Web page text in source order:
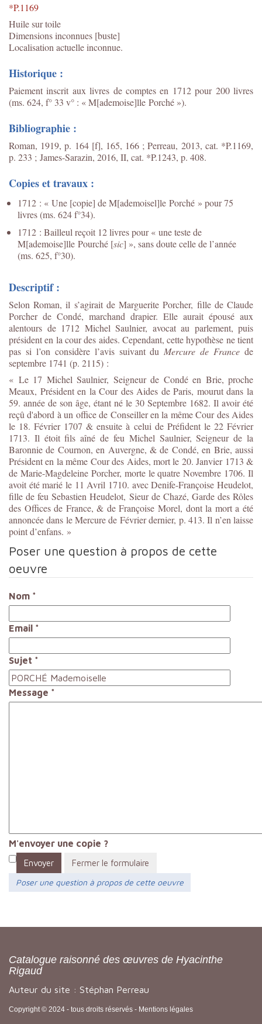
*P.1169
Huile sur toile
Dimensions inconnues [buste]
Localisation actuelle inconnue.
Historique :
Paiement inscrit aux livres de comptes en 1712 pour 200 livres
(ms. 624, f° 33 v° : « M[ademoise]lle Porché »).
Bibliographie :
Roman, 1919, p. 164 [f], 165, 166 ; Perreau, 2013, cat. *P.1169,
p. 233 ; James-Sarazin, 2016, II, cat. *P.1243, p. 408.
Copies et travaux :
1712 : « Une [copie] de M[ademoisel]le Porché » pour 75
livres (ms. 624 f°34).
1712 : Bailleul reçoit 12 livres pour « une teste de
M[ademoise]lle Pourché [sic] », sans doute celle de l’année
(ms. 625, f°30).
Descriptif :
Selon Roman, il s’agirait de Marguerite Porcher, fille de Claude
Porcher de Condé, marchand drapier. Elle aurait épousé aux
alentours de 1712 Michel Saulnier, avocat au parlement, puis
président en la cour des aides. Cependant, cette hypothèse ne tient
pas si l’on considère l’avis suivant du Mercure de France de
septembre 1741 (p. 2115) :
« Le 17 Michel Saulnier, Seigneur de Condé en Brie, proche
Meaux, Président en la Cour des Aides de Paris, mourut dans la
59. année de son âge, étant né le 30 Septembre 1682. Il avoir été
reçû d'abord à un office de Conseiller en la même Cour des Aides
le 18. Février 1707 & ensuite à celui de Préfident le 22 Février
1713. Il étoit fils aîné de feu Michel Saulnier, Seigneur de la
Baronnie de Cournon, en Auvergne, & de Condé, en Brie, aussi
Président en la même Cour des Aides, mort le 20. Janvier 1713 &
de Marie-Magdeleine Porcher, morte le quatre Novembre 1706. Il
avoit été marié le 11 Avril 1710. avec Denife-Françoise Heudelot,
fille de feu Sebastien Heudelot, Sieur de Chazé, Garde des Rôles
des Offices de France, & de Françoise Morel, dont la mort a été
annoncée dans le Mercure de Février dernier, p. 413. Il n’en laisse
point d’enfans. »
Poser une question à propos de cette
oeuvre
Nom *
Email *
Sujet *
Message *
M'envoyer une copie ?
Envoyer
Fermer le formulaire
Poser une question à propos de cette oeuvre
Catalogue raisonné des œuvres de Hyacinthe
Rigaud
Auteur du site : Stéphan Perreau
Copyright © 2024 - tous droits réservés - Mentions légales